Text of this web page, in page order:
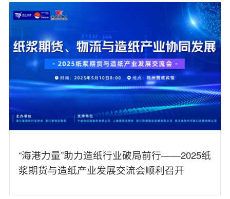
“海港力量”助力造纸行业破局前行——2025纸
浆期货与造纸产业发展交流会顺利召开